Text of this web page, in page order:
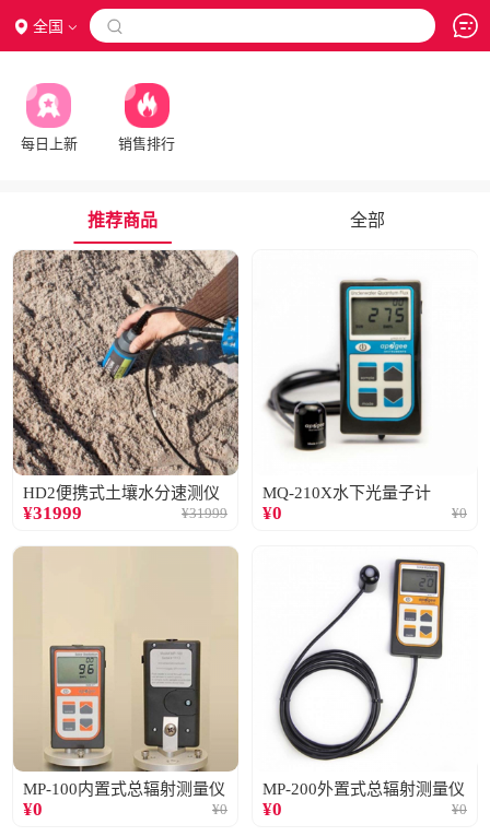
全国 
每日上新 销售排行
推荐商品 全部
HD2便携式土壤水分速测仪
¥31999 ¥31999
MQ-210X水下光量子计
¥0 ¥0
MP-100内置式总辐射测量仪
¥0 ¥0
MP-200外置式总辐射测量仪
¥0 ¥0